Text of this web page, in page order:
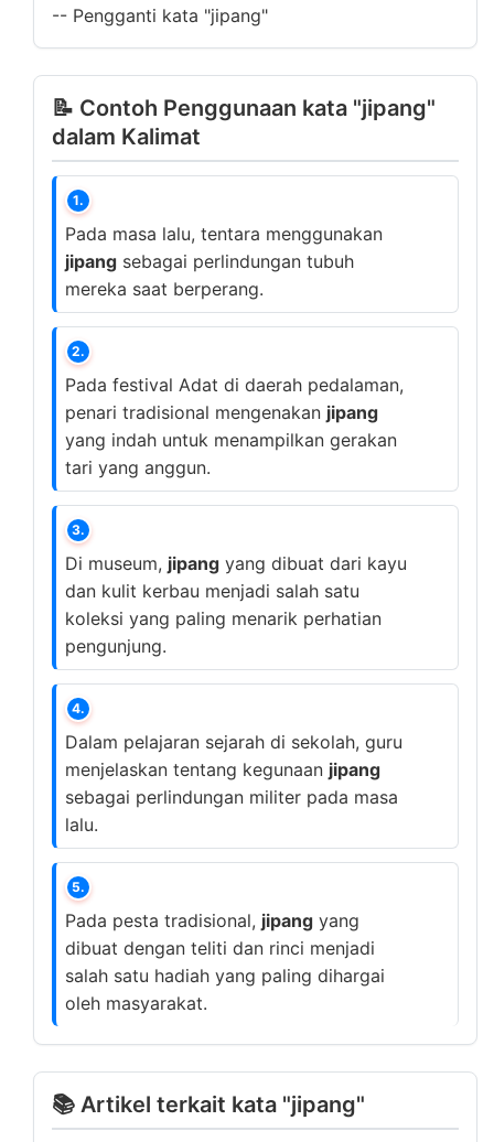
-- Pengganti kata "jipang"
📝 Contoh Penggunaan kata "jipang"
dalam Kalimat
1.
Pada masa lalu, tentara menggunakan
jipang sebagai perlindungan tubuh
mereka saat berperang.
2.
Pada festival Adat di daerah pedalaman,
penari tradisional mengenakan jipang
yang indah untuk menampilkan gerakan
tari yang anggun.
3.
Di museum, jipang yang dibuat dari kayu
dan kulit kerbau menjadi salah satu
koleksi yang paling menarik perhatian
pengunjung.
4.
Dalam pelajaran sejarah di sekolah, guru
menjelaskan tentang kegunaan jipang
sebagai perlindungan militer pada masa
lalu.
5.
Pada pesta tradisional, jipang yang
dibuat dengan teliti dan rinci menjadi
salah satu hadiah yang paling dihargai
oleh masyarakat.
📚 Artikel terkait kata "jipang"